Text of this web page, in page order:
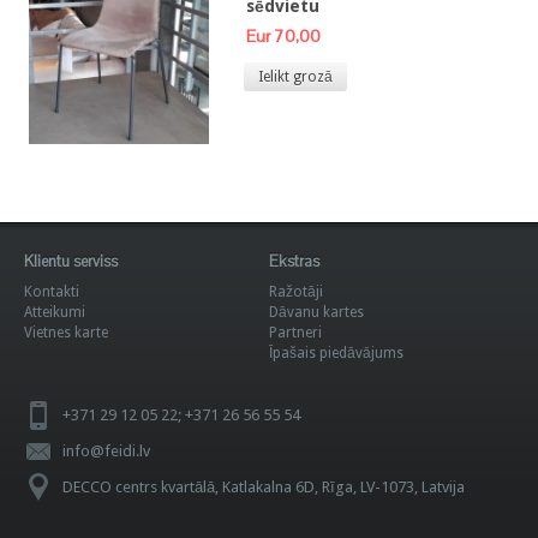
sēdvietu
Eur 70,00
Ielikt grozā
Klientu serviss
Kontakti
Atteikumi
Vietnes karte
Ekstras
Ražotāji
Dāvanu kartes
Partneri
Īpašais piedāvājums
+371 29 12 05 22; +371 26 56 55 54
info@feidi.lv
DECCO centrs kvartālā, Katlakalna 6D, Rīga, LV-1073, Latvija